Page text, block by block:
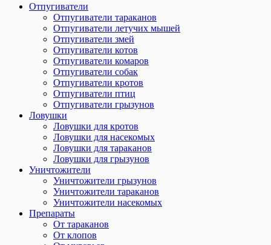
Отпугиватели
Отпугиватели тараканов
Отпугиватели летучих мышей
Отпугиватели змей
Отпугиватели котов
Отпугиватели комаров
Отпугиватели собак
Отпугиватели кротов
Отпугиватели птиц
Отпугиватели грызунов
Ловушки
Ловушки для кротов
Ловушки для насекомых
Ловушки для тараканов
Ловушки для грызунов
Уничтожители
Уничтожители грызунов
Уничтожители тараканов
Уничтожители насекомых
Препараты
От тараканов
От клопов